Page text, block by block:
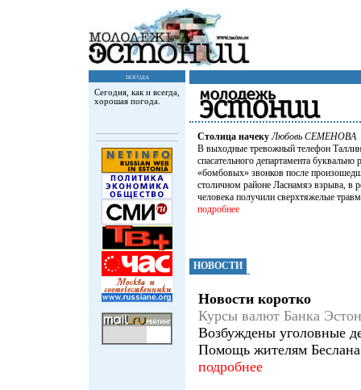
погода
Сегодня, как и всегда,
хорошая погода.
Столица начеку Любовь СЕМЕНОВА
В выходные тревожный телефон
спасательного департамента буквально
«бомбовых» звонков после
столичном районе Ласнамяэ взрыва, в
человека получили сверхтяжелые
подробнее
НОВОСТИ
Новости коротко
Куpсы валют Банка
Возбуждены уголовные
Помощь жителям
подробнее